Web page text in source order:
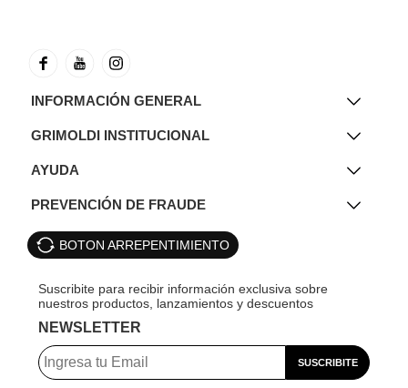
INFORMACIÓN GENERAL
GRIMOLDI INSTITUCIONAL
AYUDA
PREVENCIÓN DE FRAUDE
BOTON ARREPENTIMIENTO
NEWSLETTER